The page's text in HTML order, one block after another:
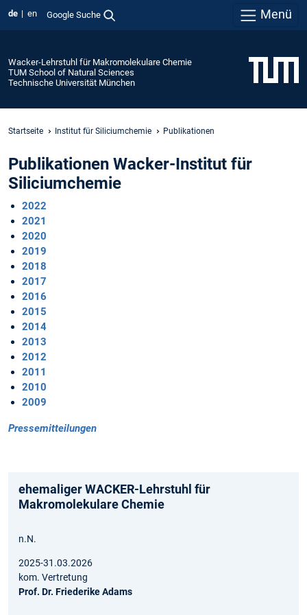
de en Google Suche Menü
Wacker-Lehrstuhl für Makromolekulare Chemie
TUM School of Natural Sciences
Technische Universität München
Startseite Institut für Siliciumchemie Publikationen
Publikationen Wacker-Institut für
Siliciumchemie
2022
2021
2020
2019
2018
2017
2016
2015
2014
2013
2012
2011
2010
2009
Pressemitteilungen
ehemaliger WACKER-Lehrstuhl für
Makromolekulare Chemie
n.N.
2025-31.03.2026
kom. Vertretung
Prof. Dr. Friederike Adams